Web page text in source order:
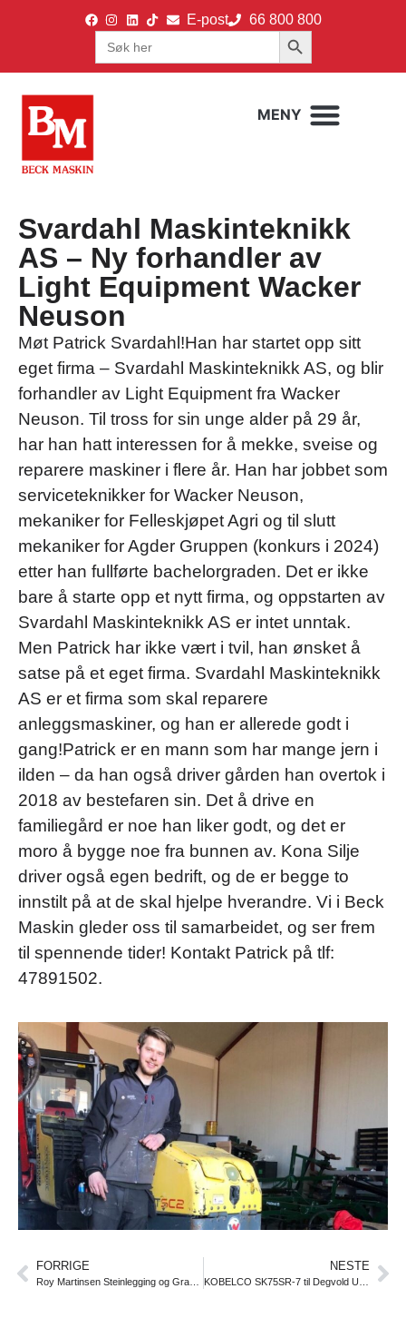
E-post
66 800 800
Search
for:
Search Button
Svardahl Maskinteknikk
AS – Ny forhandler av
Light Equipment Wacker
Neuson
Møt Patrick Svardahl!Han har startet opp sitt
eget firma – Svardahl Maskinteknikk AS, og blir
forhandler av Light Equipment fra Wacker
Neuson. Til tross for sin unge alder på 29 år,
har han hatt interessen for å mekke, sveise og
reparere maskiner i flere år. Han har jobbet som
serviceteknikker for Wacker Neuson,
mekaniker for Felleskjøpet Agri og til slutt
mekaniker for Agder Gruppen (konkurs i 2024)
etter han fullførte bachelorgraden. Det er ikke
bare å starte opp et nytt firma, og oppstarten av
Svardahl Maskinteknikk AS er intet unntak.
Men Patrick har ikke vært i tvil, han ønsket å
satse på et eget firma. Svardahl Maskinteknikk
AS er et firma som skal reparere
anleggsmaskiner, og han er allerede godt i
gang!Patrick er en mann som har mange jern i
ilden – da han også driver gården han overtok i
2018 av bestefaren sin. Det å drive en
familiegård er noe han liker godt, og det er
moro å bygge noe fra bunnen av. Kona Silje
driver også egen bedrift, og de er begge to
innstilt på at de skal hjelpe hverandre. Vi i Beck
Maskin gleder oss til samarbeidet, og ser frem
til spennende tider! Kontakt Patrick på tlf:
47891502.
FORRIGE NESTE